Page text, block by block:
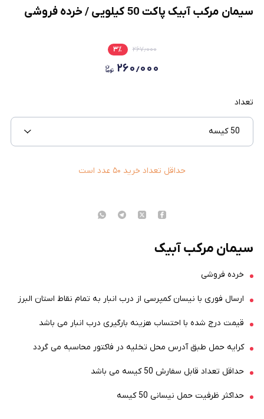
سیمان مرکب آبیک پاکت 50 کیلویی / خرده فروشی
۲۶۷٫۰۰۰ ۳٪
۲۶۰٫۰۰۰
تعداد
50 کیسه
حداقل تعداد خرید ۵۰ عدد است
سیمان مرکب آبیک
خرده فروشی
ارسال فوری با نیسان کمپرسی از درب انبار به تمام نقاط استان البرز
قیمت درج شده با احتساب هزینه بارگیری درب انبار می باشد
کرایه حمل طبق آدرس محل تخلیه در فاکتور محاسبه می گردد
حداقل تعداد قابل سفارش 50 کیسه می باشد
حداکثر ظرفیت حمل نیسانی 50 کیسه